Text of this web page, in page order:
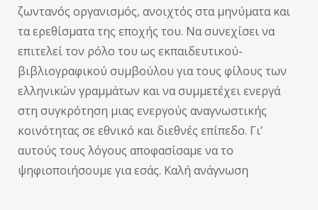
ζωντανός οργανισμός, ανοιχτός στα μηνύματα και
τα ερεθίσματα της εποχής του. Να συνεχίσει να
επιτελεί τον ρόλο του ως εκπαιδευτικού-
βιβλιογραφικού συμβούλου για τους φίλους των
ελληνικών γραμμάτων και να συμμετέχει ενεργά
στη συγκρότηση μιας ενεργούς αναγνωστικής
κοινότητας σε εθνικό και διεθνές επίπεδο. Γι’
αυτούς τους λόγους αποφασίσαμε να το
ψηφιοποιήσουμε για εσάς. Καλή ανάγνωση